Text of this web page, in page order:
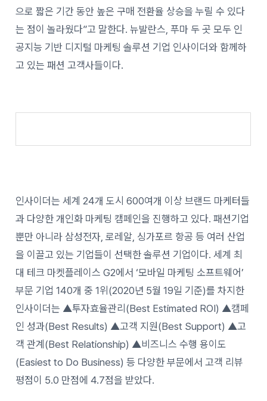
으로 짧은 기간 동안 높은 구매 전환율 상승을 누릴 수 있다
는 점이 놀라웠다”고 말한다. 뉴발란스, 푸마 두 곳 모두 인
공지능 기반 디지털 마케팅 솔루션 기업 인사이더와 함께하
고 있는 패션 고객사들이다.
인사이더는 세계 24개 도시 600여개 이상 브랜드 마케터들
과 다양한 개인화 마케팅 캠페인을 진행하고 있다. 패션기업
뿐만 아니라 삼성전자, 로레알, 싱가포르 항공 등 여러 산업
을 이끌고 있는 기업들이 선택한 솔루션 기업이다. 세계 최
대 테크 마켓플레이스 G2에서 ‘모바일 마케팅 소프트웨어’
부문 기업 140개 중 1위(2020년 5월 19일 기준)를 차지한
인사이더는 ▲투자효율관리(Best Estimated ROI) ▲캠페
인 성과(Best Results) ▲고객 지원(Best Support) ▲고
객 관계(Best Relationship) ▲비즈니스 수행 용이도
(Easiest to Do Business) 등 다양한 부문에서 고객 리뷰
평점이 5.0 만점에 4.7점을 받았다.